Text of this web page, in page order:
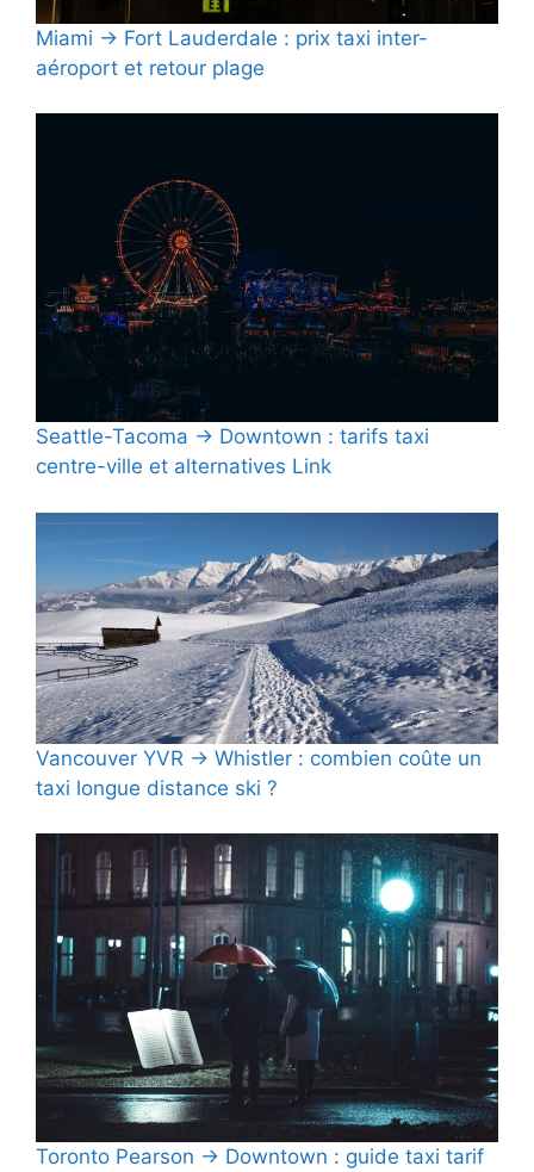
Miami → Fort Lauderdale : prix taxi inter-
aéroport et retour plage
Seattle-Tacoma → Downtown : tarifs taxi
centre-ville et alternatives Link
Vancouver YVR → Whistler : combien coûte un
taxi longue distance ski ?
Toronto Pearson → Downtown : guide taxi tarif